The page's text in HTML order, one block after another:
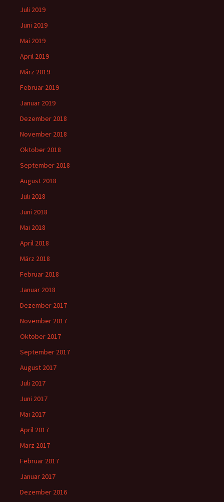
Juli 2019
Juni 2019
Mai 2019
April 2019
März 2019
Februar 2019
Januar 2019
Dezember 2018
November 2018
Oktober 2018
September 2018
August 2018
Juli 2018
Juni 2018
Mai 2018
April 2018
März 2018
Februar 2018
Januar 2018
Dezember 2017
November 2017
Oktober 2017
September 2017
August 2017
Juli 2017
Juni 2017
Mai 2017
April 2017
März 2017
Februar 2017
Januar 2017
Dezember 2016